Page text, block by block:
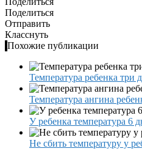
Поделиться
Отправить
Класснуть
Похожие публикации
Температура ребенка три
Температура ангина
У ребенка температура 6
Не сбить температуру у